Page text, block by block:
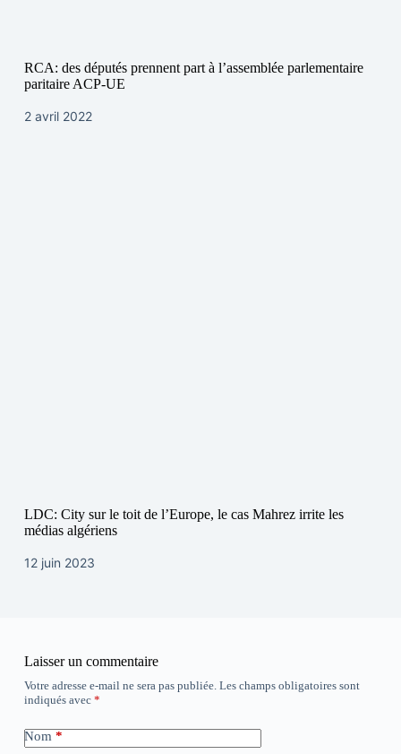
RCA: des députés prennent part à l’assemblée parlementaire
paritaire ACP-UE
2 avril 2022
LDC: City sur le toit de l’Europe, le cas Mahrez irrite les
médias algériens
12 juin 2023
Laisser un commentaire
Votre adresse e-mail ne sera pas publiée. Les champs obligatoires sont
indiqués avec *
Nom *